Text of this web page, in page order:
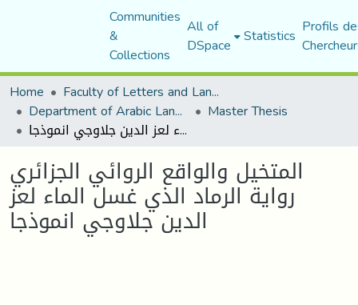
Communities
&
Collections
All of
DSpace Statistics Profils
Home
Faculty of Letters and Languages
Department of Arabic Language and Literature Master Thesis
المتخيل والواقع الروائي الجزائري رواية الرماد الذي غسل الماء لعز الدين جلاوجي انموذجا
المتخيل والواقع الروائي الجزائري
رواية الرماد الذي غسل الماء لعز
الدين جلاوجي انموذجا